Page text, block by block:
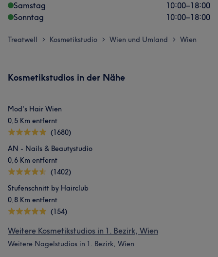
Samstag
10:00–18:00
Sonntag
10:00–18:00
Treatwell > Kosmetikstudio > Wien und Umland > Wien
Kosmetikstudios in der Nähe
Mod's Hair Wien
0,5 Km entfernt
(1680)
AN - Nails & Beautystudio
0,6 Km entfernt
(1402)
Stufenschnitt by Hairclub
0,8 Km entfernt
(154)
Weitere Kosmetikstudios in 1. Bezirk, Wien
Weitere Nagelstudios in 1. Bezirk, Wien